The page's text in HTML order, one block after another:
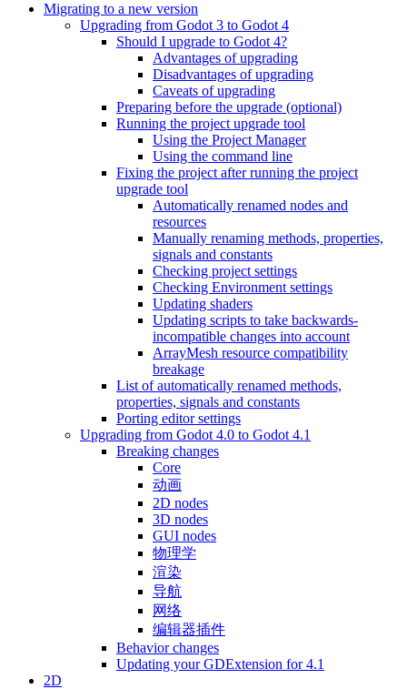
Migrating to a new version
Upgrading from Godot 3 to Godot 4
Should I upgrade to Godot 4?
Advantages of upgrading
Disadvantages of upgrading
Caveats of upgrading
Preparing before the upgrade (optional)
Running the project upgrade tool
Using the Project Manager
Using the command line
Fixing the project after running the project
upgrade tool
Automatically renamed nodes and
resources
Manually renaming methods, properties,
signals and constants
Checking project settings
Checking Environment settings
Updating shaders
Updating scripts to take backwards-
incompatible changes into account
ArrayMesh resource compatibility
breakage
List of automatically renamed methods,
properties, signals and constants
Porting editor settings
Upgrading from Godot 4.0 to Godot 4.1
Breaking changes
Core
动画
2D nodes
3D nodes
GUI nodes
物理学
渲染
导航
网络
编辑器插件
Behavior changes
Updating your GDExtension for 4.1
2D